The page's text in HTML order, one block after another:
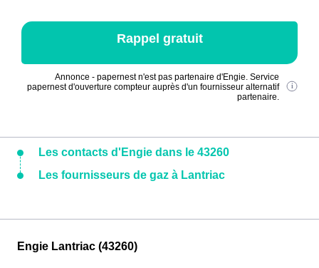
Rappel gratuit
Annonce - papernest n'est pas partenaire d'Engie. Service
papernest d'ouverture compteur auprès d'un fournisseur alternatif
partenaire.
Les contacts d'Engie dans le 43260
Les fournisseurs de gaz à Lantriac
Engie Lantriac (43260)